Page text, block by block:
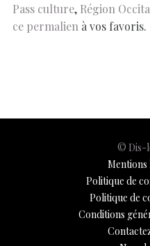
Pass culture, Région
ce permalien à vos favoris.
© Dis-
Mentions
Politique de
Politique de
Conditions